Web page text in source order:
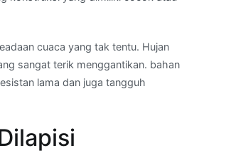
cuaca yang tak tentu. Hujan
sangat terik menggantikan. bahan
lama dan juga tangguh